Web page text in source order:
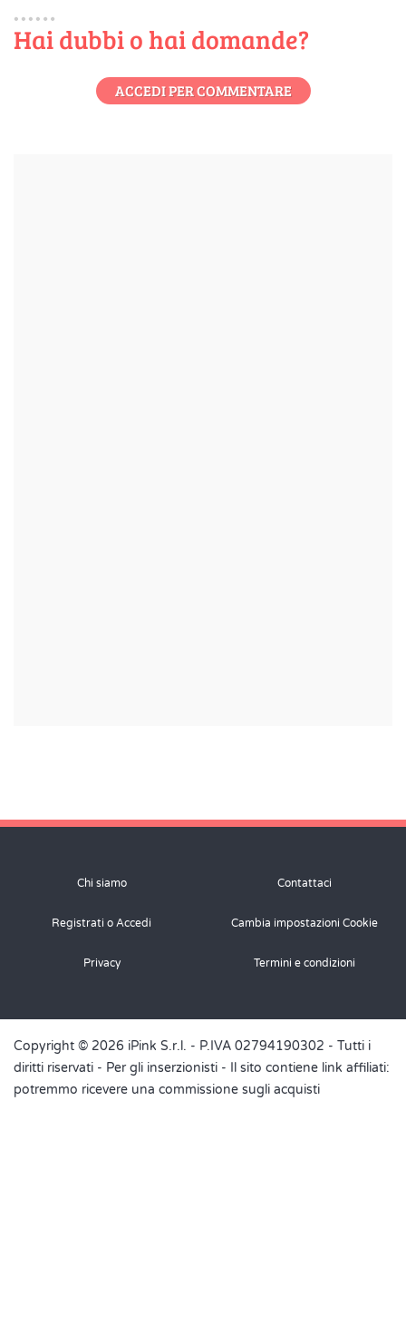
Hai dubbi o hai domande?
ACCEDI PER COMMENTARE
Chi siamo Contattaci
Registrati o Accedi Cambia impostazioni Cookie
Privacy Termini e condizioni
Copyright © 2026 iPink S.r.l. - P.IVA 02794190302 - Tutti i
diritti riservati - Per gli inserzionisti - Il sito contiene link affiliati:
potremmo ricevere una commissione sugli acquisti